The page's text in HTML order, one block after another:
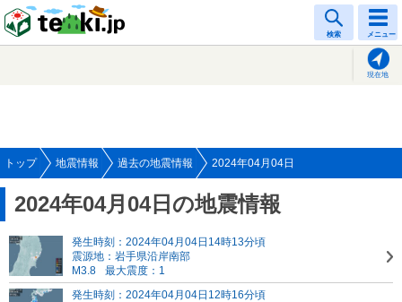
検索 メニュー
現在地
トップ 地震情報 過去の地震情報 2024年04月04日
2024年04月04日の地震情報
発生時刻：2024年04月04日14時13分頃
震源地：岩手県沿岸南部
M3.8
最大震度：1
発生時刻：2024年04月04日12時16分頃